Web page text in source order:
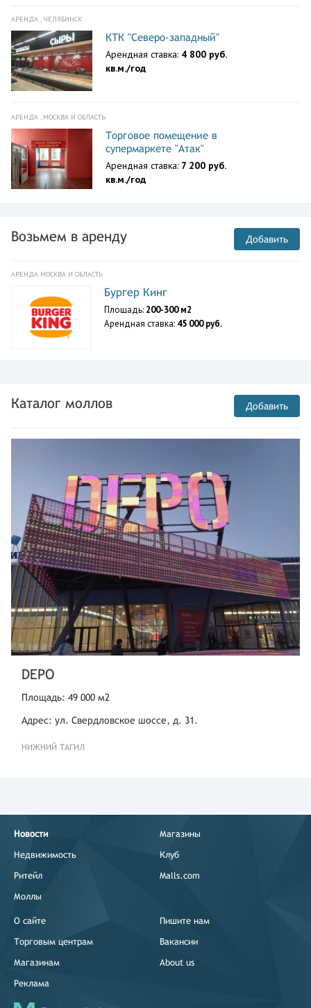
АРЕНДА , ЧЕЛЯБИНСК
КТК "Северо-западный"
Арендная ставка: 4 800 руб.
кв.м./год
АРЕНДА , МОСКВА И ОБЛАСТЬ
Торговое помещение в
супермаркете "Атак"
Арендная ставка: 7 200 руб.
кв.м./год
Возьмем в аренду Добавить
АРЕНДА МОСКВА И ОБЛАСТЬ
Бургер Кинг
Площадь: 200-300 м2
Арендная ставка: 45 000 руб.
Каталог моллов Добавить
DEPO
Площадь: 49 000 м2
Адрес: ул. Свердловское шоссе, д. 31.
НИЖНИЙ ТАГИЛ
Новости
Недвижимость
Ритейл
Моллы
Магазины
Клуб
Malls.com
О сайте
Торговым центрам
Магазинам
Реклама
Пишите нам
Вакансии
About us